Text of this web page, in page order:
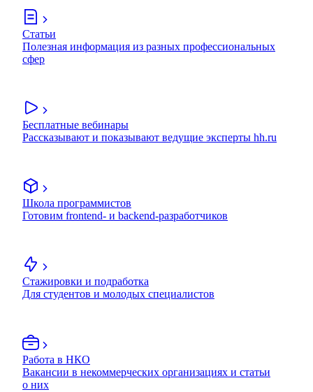
Статьи
Полезная информация из разных профессиональных
сфер
Бесплатные вебинары
Рассказывают и показывают ведущие эксперты hh.ru
Школа программистов
Готовим frontend- и backend-разработчиков
Стажировки и подработка
Для студентов и молодых специалистов
Работа в НКО
Вакансии в некоммерческих организациях и статьи
о них